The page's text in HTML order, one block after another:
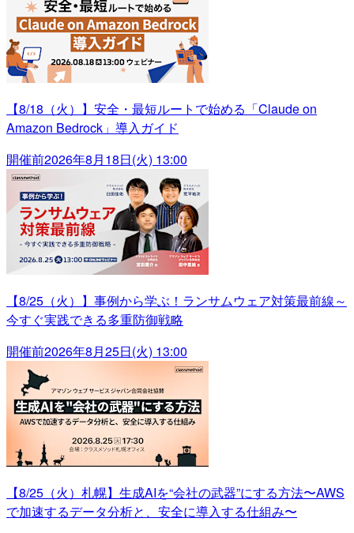
【8/18（火）】安全・最短ルートで始める「Claude on
Amazon Bedrock」導入ガイド
開催前2026年8月18日(火) 13:00
【8/25（火）】事例から学ぶ！ランサムウェア対策最前線～
今すぐ実践できる多重防御戦略
開催前2026年8月25日(火) 13:00
【8/25（火）札幌】生成AIを“会社の武器”にする方法〜AWS
で加速するデータ分析と、安全に導入する仕組み〜